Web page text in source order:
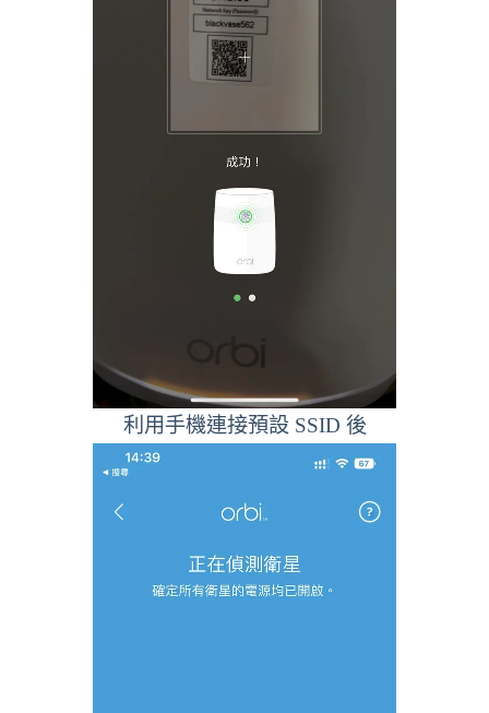
利用手機連接預設 SSID 後